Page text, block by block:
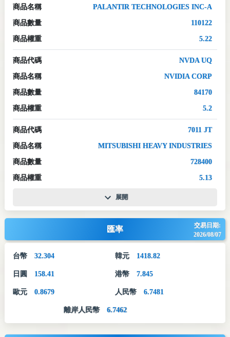
商品名稱 PALANTIR TECHNOLOGIES INC-A
商品數量 110122
商品權重 5.22
商品代碼 NVDA UQ
商品名稱 NVIDIA CORP
商品數量 84170
商品權重 5.2
商品代碼 7011 JT
商品名稱 MITSUBISHI HEAVY INDUSTRIES
商品數量 728400
商品權重 5.13
展開
匯率
交易日期:
2026/08/07
台幣 32.304 韓元 1418.82
日圓 158.41 港幣 7.845
歐元 0.8679 人民幣 6.7481
離岸人民幣 6.7462